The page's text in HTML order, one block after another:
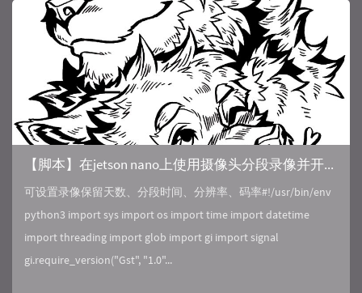
【脚本】在jetson nano上使用摄像头分段录像并开启端口推流
可设置录像保留天数、分段时间、分辨率、码率#!/usr/bin/env
python3 import sys import os import time import datetime
import threading import glob import gi import signal
gi.require_version("Gst", "1.0"...